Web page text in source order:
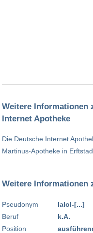
Weitere Informationen
Internet Apotheke
Die Deutsche Internet
Martinus-Apotheke in
Weitere Informationen
Pseudonym
Beruf
Position
lalol-[...]
k.A.